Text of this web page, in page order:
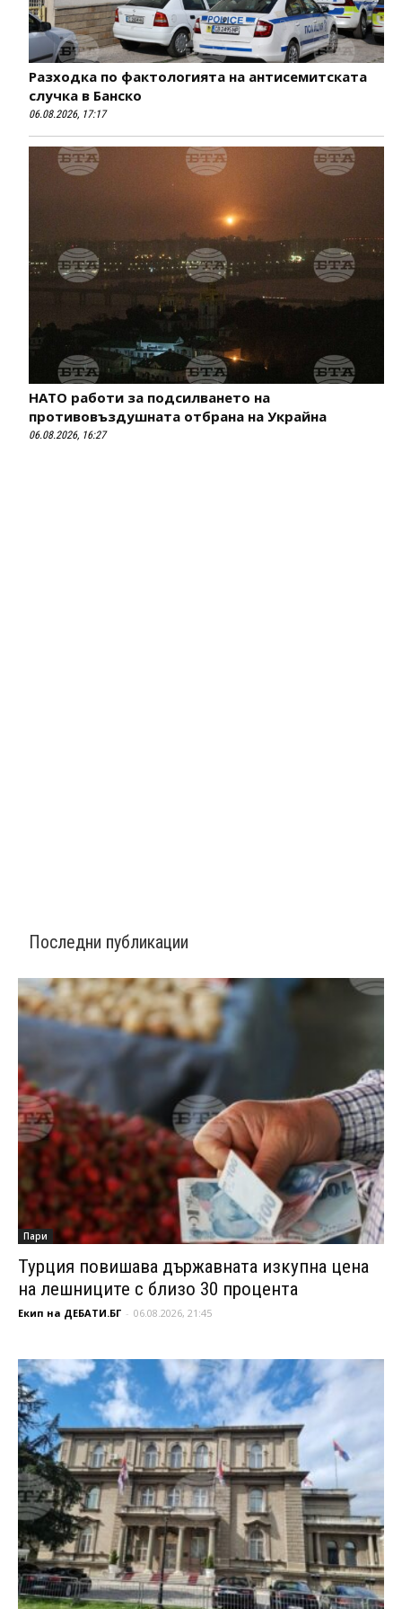
Разходка по фактологията на антисемитската
случка в Банско
06.08.2026, 17:17
НАТО работи за подсилването на
противовъздушната отбрана на Украйна
06.08.2026, 16:27
Последни публикации
Пари
Турция повишава държавната изкупна цена
на лешниците с близо 30 процента
Екип на ДЕБАТИ.БГ - 06.08.2026, 21:45